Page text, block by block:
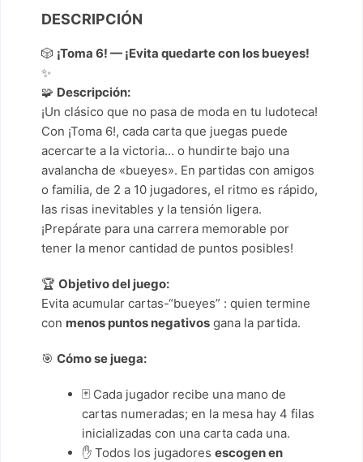
DESCRIPCIÓN
🎲 ¡Toma 6! — ¡Evita quedarte con los bueyes!
✨
🧩 Descripción:
¡Un clásico que no pasa de moda en tu ludoteca!
Con ¡Toma 6!, cada carta que juegas puede
acercarte a la victoria… o hundirte bajo una
avalancha de «bueyes». En partidas con amigos
o familia, de 2 a 10 jugadores, el ritmo es rápido,
las risas inevitables y la tensión ligera.
¡Prepárate para una carrera memorable por
tener la menor cantidad de puntos posibles!
🏆 Objetivo del juego:
Evita acumular cartas-“bueyes” : quien termine
con menos puntos negativos gana la partida.
🎯 Cómo se juega:
🃏 Cada jugador recibe una mano de
cartas numeradas; en la mesa hay 4 filas
inicializadas con una carta cada una.
✋ Todos los jugadores escogen en